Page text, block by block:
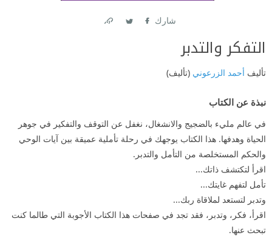
شارك
التفكر والتدبر
تأليف أحمد الزرعوني (تأليف)
نبذة عن الكتاب
في عالم مليء بالضجيج والانشغال، نغفل عن التوقف والتفكير في جوهر
الحياة وهدفها. هذا الكتاب يوجهك في رحلة تأملية عميقة بين آيات الوحي
والحكم المستخلصة من التأمل والتدبر.
اقرأ لتكتشف ذاتك...
تأمل لتفهم غايتك...
وتدبر لتستعد لملاقاة ربك...
اقرأ، فكر، وتدبر، فقد تجد في صفحات هذا الكتاب الأجوبة التي طالما كنت
تبحث عنها.